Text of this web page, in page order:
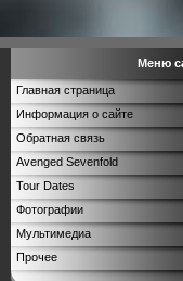
Меню
Главная страница
Информация о сайте
Обратная связь
Avenged Sevenfold
Tour Dates
Фотографии
Мультимедиа
Прочее